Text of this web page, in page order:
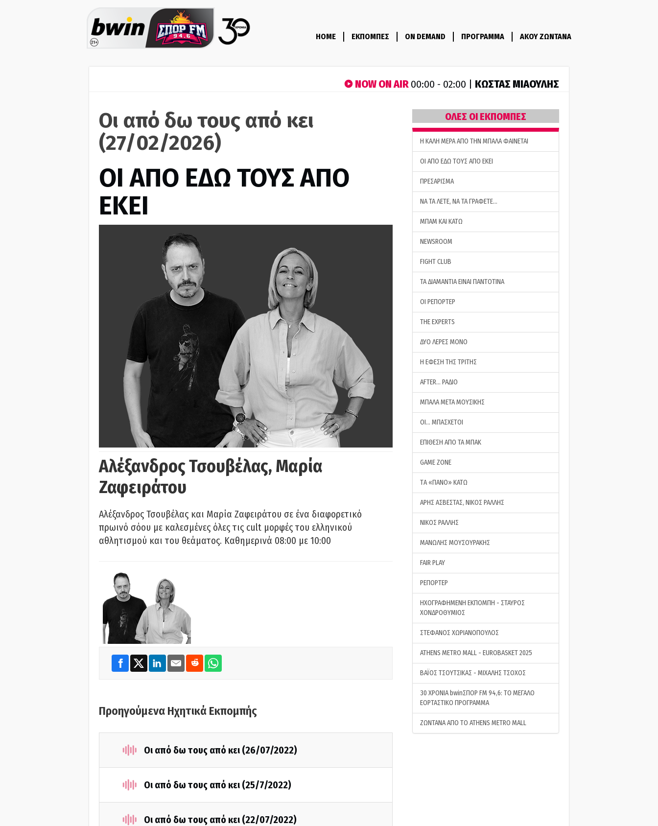
HOME ΕΚΠΟΜΠΕΣ ON DEMAND ΠΡΟΓΡΑΜΜΑ ΑΚΟΥ ΖΩΝΤΑΝΑ
NOW ON AIR00:00 - 02:00 | ΚΩΣΤΑΣ ΜΙΑΟΥΛΗΣ
Οι από δω τους από κει
(27/02/2026)
ΟΙ ΑΠΟ ΕΔΩ ΤΟΥΣ ΑΠΟ
ΕΚΕΙ
Αλέξανδρος Τσουβέλας, Μαρία
Ζαφειράτου
Αλέξανδρος Τσουβέλας και Μαρία Ζαφειράτου σε ένα διαφορετικό
πρωινό σόου με καλεσμένες όλες τις cult μορφές του ελληνικού
αθλητισμού και του θεάματος. Καθημερινά 08:00 με 10:00
Προηγούμενα Ηχητικά Εκπομπής
Οι από δω τους από κει (26/07/2022)
Οι από δω τους από κει (25/7/2022)
Οι από δω τους από κει (22/07/2022)
ΟΛΕΣ ΟΙ ΕΚΠΟΜΠΕΣ
H ΚΑΛΗ ΜΕΡΑ ΑΠΟ ΤΗΝ ΜΠΑΛΑ ΦΑΙΝΕΤΑΙ
ΟΙ ΑΠΟ ΕΔΩ ΤΟΥΣ ΑΠΟ ΕΚΕΙ
ΠΡΕΣΑΡΙΣΜΑ
ΝΑ ΤΑ ΛΕΤΕ, ΝΑ ΤΑ ΓΡΑΦΕΤΕ…
ΜΠΑΜ ΚΑΙ ΚΑΤΩ
NEWSROOM
FIGHT CLUB
ΤΑ ΔΙΑΜΑΝΤΙΑ ΕΙΝΑΙ ΠΑΝΤΟΤΙΝΑ
ΟΙ ΡΕΠΟΡΤΕΡ
THE EXPERTS
ΔΥΟ ΛΕΡΕΣ ΜΟΝΟ
Η ΕΦΕΣΗ ΤΗΣ ΤΡΙΤΗΣ
AFTER… ΡΑΔΙΟ
ΜΠΑΛΑ ΜΕΤΑ ΜΟΥΣΙΚΗΣ
ΟΙ… ΜΠΑΣΧΕΤΟΙ
ΕΠΙΘΕΣΗ ΑΠΟ ΤΑ ΜΠΑΚ
GAME ZONE
ΤA «ΠΑΝΟ» ΚΑΤΩ
ΑΡΗΣ ΑΣΒΕΣΤΑΣ, ΝΙΚΟΣ ΡΑΛΛΗΣ
ΝΙΚΟΣ ΡΑΛΛΗΣ
ΜΑΝΩΛΗΣ ΜΟΥΣΟΥΡΑΚΗΣ
FAIR PLAY
ΡΕΠΟΡΤΕΡ
ΗΧΟΓΡΑΦΗΜΕΝΗ ΕΚΠΟΜΠΗ - ΣΤΑΥΡΟΣ
ΧΟΝΔΡΟΘΥΜΙΟΣ
ΣΤΕΦΑΝΟΣ ΧΩΡΙΑΝΟΠΟΥΛΟΣ
ATHENS METRO MALL - EUROBASKET 2025
ΒΑΪΟΣ ΤΣΟΥΤΣΙΚΑΣ - ΜΙΧΑΛΗΣ ΤΣΟΧΟΣ
30 ΧΡΟΝΙΑ bwinΣΠΟΡ FM 94,6: ΤΟ ΜΕΓΑΛΟ
ΕΟΡΤΑΣΤΙΚΟ ΠΡΟΓΡΑΜΜΑ
ΖΩΝΤΑΝΑ ΑΠΟ ΤΟ ATHENS METRO MALL